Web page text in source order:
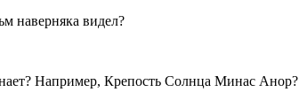
наверняка видел?
Например, Крепость Солнца Минас Анор?